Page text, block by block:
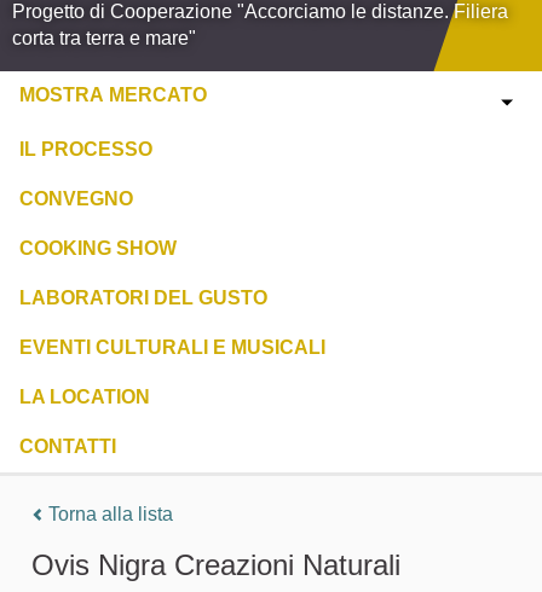
Progetto di Cooperazione "Accorciamo le distanze. Filiera
corta tra terra e mare"
MOSTRA MERCATO
IL PROCESSO
CONVEGNO
COOKING SHOW
LABORATORI DEL GUSTO
EVENTI CULTURALI E MUSICALI
LA LOCATION
CONTATTI
Torna alla lista
Ovis Nigra Creazioni Naturali